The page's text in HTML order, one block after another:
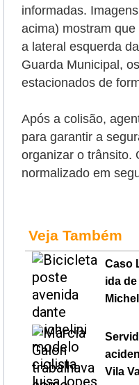
informadas.
acima) mostram
a lateral esquerda
Guarda Municipal,
estacionados de
Após a colisão,
para garantir a
organizar o trânsito.
normalizado em
Veja Também
Caso
ida
Vila